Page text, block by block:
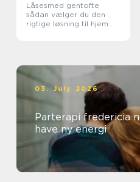
Låsesmed gentofte
sådan vælger du den
rigtige løsning til hjem
03. July 2026
Parterapi fredericia når relationen skal
have ny energi